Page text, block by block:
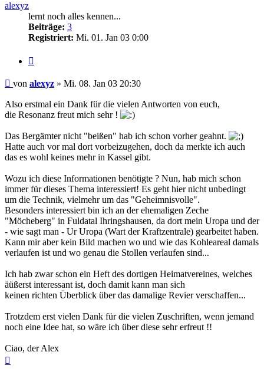
alexyz
lernt noch alles kennen...
Beiträge: 3
Registriert: Mi. 01. Jan 03 0:00
Beitrag
von alexyz » Mi. 08. Jan 03 20:30
Also erstmal ein Dank für die vielen Antworten von euch,
die Resonanz freut mich sehr !
Das Bergämter nicht "beißen" hab ich schon vorher geahnt.
Hatte auch vor mal dort vorbeizugehen, doch da merkte ich auch
das es wohl keines mehr in Kassel gibt.
Wozu ich diese Informationen benötigte ? Nun, hab mich schon
immer für dieses Thema interessiert! Es geht hier nicht unbedingt
um die Technik, vielmehr um das "Geheimnisvolle".
Besonders interessiert bin ich an der ehemaligen Zeche
"Möcheberg" in Fuldatal Ihringshausen, da dort mein Uropa und der
- wie sagt man - Ur Uropa (Wart der Kraftzentrale) gearbeitet haben.
Kann mir aber kein Bild machen wo und wie das Kohleareal damals
verlaufen ist und wo genau die Stollen verlaufen sind...
Ich hab zwar schon ein Heft des dortigen Heimatvereines, welches
äüßerst interessant ist, doch damit kann man sich
keinen richten Überblick über das damalige Revier verschaffen...
Trotzdem erst vielen Dank für die vielen Zuschriften, wenn jemand
noch eine Idee hat, so wäre ich über diese sehr erfreut !!
Ciao, der Alex